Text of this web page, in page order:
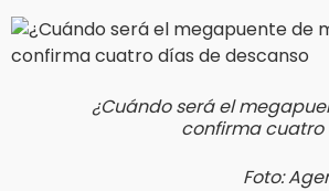
¿Cuándo será el
confirma cuatro
Foto: